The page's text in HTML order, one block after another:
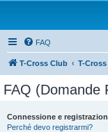
FAQ
T-Cross Club T-
FAQ (Domande
Connessione e
Perché devo registrarmi?